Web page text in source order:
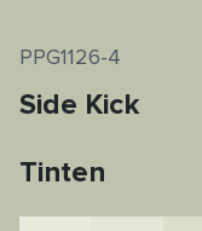
PPG1126-4
Side Kick
Tinten